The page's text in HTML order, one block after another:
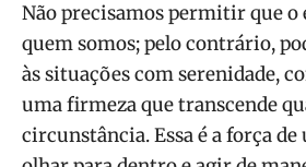
Não precisamos permitir que
quem somos; pelo contrário,
às situações com serenidade,
uma firmeza que transcende
circunstância. Essa é a força